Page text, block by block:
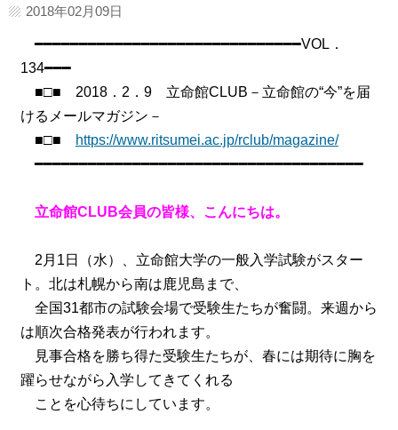
2018年02月09日
━━━━━━━━━━━━━━━━━━━━━━━━━━━━━━VOL．
134━━━
■□■ 2018．2．9 立命館CLUB－立命館の“今”を届
けるメールマガジン－
■□■
https://www.ritsumei.ac.jp/rclub/magazine/
━━━━━━━━━━━━━━━━━━━━━━━━━━━━━━━━━━━━━
立命館CLUB会員の皆様、こんにちは。
2月1日（水）、立命館大学の一般入学試験がスター
ト。北は札幌から南は鹿児島まで、
全国31都市の試験会場で受験生たちが奮闘。来週から
は順次合格発表が行われます。
見事合格を勝ち得た受験生たちが、春には期待に胸を
躍らせながら入学してきてくれる
ことを心待ちにしています。